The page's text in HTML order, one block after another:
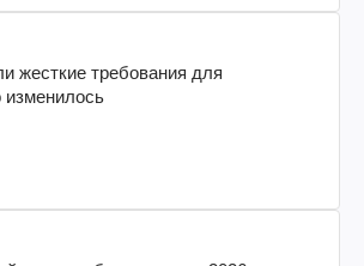
жесткие требования для
изменилось